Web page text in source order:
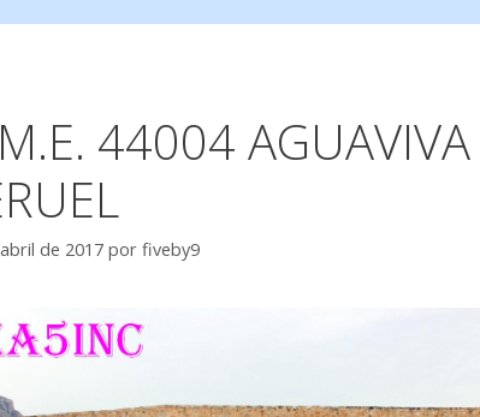
44004 AGUAVIVA
de 2017 por fiveby9